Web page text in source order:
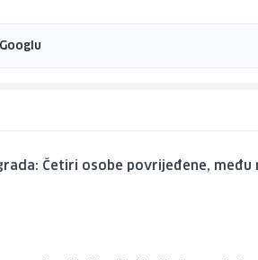
Četiri osobe povrijeđene, među